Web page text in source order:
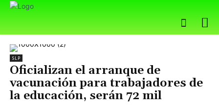
SLP
Oficializan el arranque de
vacunación para trabajadores de
la educación, serán 72 mil